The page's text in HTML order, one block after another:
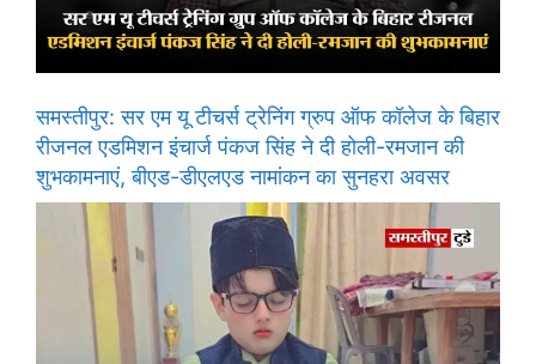
समस्तीपुर: सर एम यू टीचर्स ट्रेनिंग ग्रुप ऑफ कॉलेज के बिहार
रीजनल एडमिशन इंचार्ज पंकज सिंह ने दी होली-रमजान की
शुभकामनाएं, बीएड-डीएलएड नामांकन का सुनहरा अवसर